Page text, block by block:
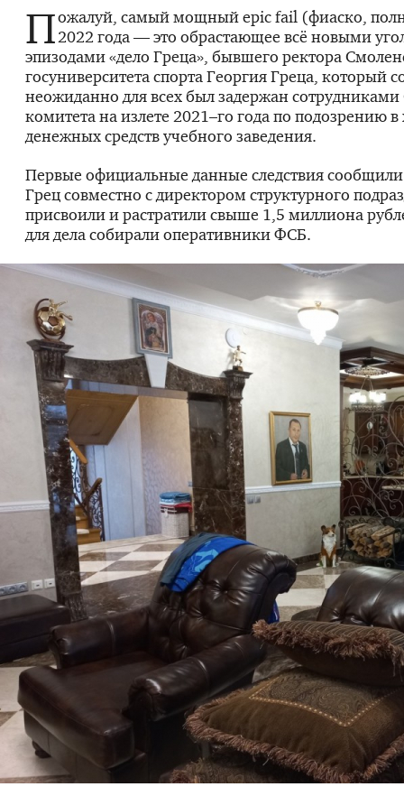
Пожалуй, самый мощный epic fail (фиаско,
2022 года — это обрастающее всё новыми
эпизодами «дело Греца», бывшего ректора
госуниверситета спорта Георгия Греца, который
неожиданно для всех был задержан сотрудниками
комитета на излете 2021–го года по подозрению
денежных средств учебного заведения.
Первые официальные данные следствия
Грец совместно с директором структурного
присвоили и растратили свыше 1,5 миллиона
для дела собирали оперативники ФСБ.